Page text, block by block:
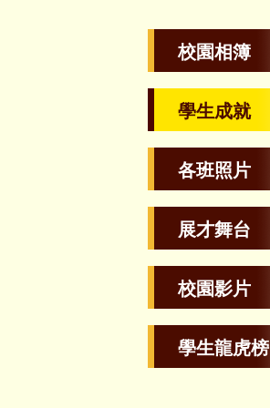
校園相簿
學生成就
各班照片
展才舞台
校園影片
學生龍虎榜